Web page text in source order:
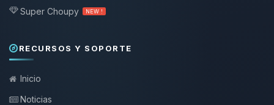
Super Choupy NEW !
RECURSOS Y SOPORTE
Inicio
Noticias